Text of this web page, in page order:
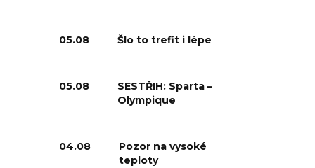
05.08 Šlo to trefit i lépe
05.08
SESTŘIH: Sparta –
Olympique
04.08
Pozor na vysoké
teploty